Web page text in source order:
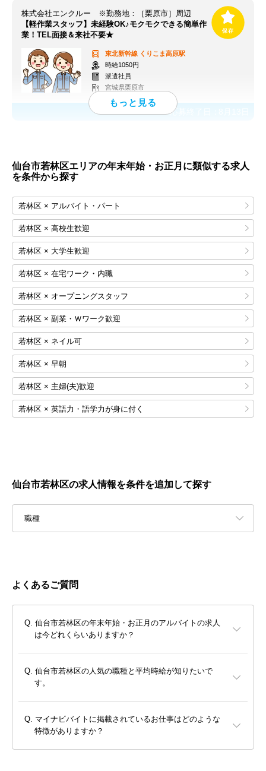
株式会社エンクルー ※勤務地：［栗原市］周辺
【軽作業スタッフ】未経験OK♪モクモクできる簡単作
業！TEL面接＆来社不要★
東北新幹線 くりこま高原駅
時給1050円
派遣社員
宮城県栗原市
応募終了日：
仙台市若林区エリアの年末年始・お正月に類似する求人
を条件から探す
若林区 × アルバイト・パート
若林区 × 高校生歓迎
若林区 × 大学生歓迎
若林区 × 在宅ワーク・内職
若林区 × オープニングスタッフ
若林区 × 副業・Ｗワーク歓迎
若林区 × ネイル可
若林区 × 早朝
若林区 × 主婦(夫)歓迎
若林区 × 英語力・語学力が身に付く
仙台市若林区の求人情報を条件を追加して探す
職種
よくあるご質問
仙台市若林区の年末年始・お正月のアルバイトの求人
は今どれくらいありますか？
仙台市若林区の人気の職種と平均時給が知りたいで
す。
マイナビバイトに掲載されているお仕事はどのような
特徴がありますか？